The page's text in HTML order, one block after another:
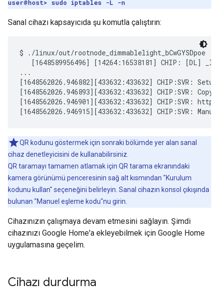
user@host> sudo iptables -L -n
Sanal cihazı kapsayıcıda şu komutla çalıştırın:
$ ./linux/out/rootnode_dimmablelight_bCwGYSDpoe
[1648589956496] [14264:16538181] CHIP: [DL]
...
[1648562026.946882][433632:433632] CHIP:SVR:
[1648562026.946893][433632:433632] CHIP:SVR:
[1648562026.946901][433632:433632] CHIP:SVR:
QR kodunu göstermek için sonraki bölümde yer alan sanal
cihaz denetleyicisini de kullanabilirsiniz.
QR taramayı tamamen atlamak için QR tarama ekranındaki
kamera görünümü penceresinin sağ alt kısmından "Kurulum
kodunu kullan" seçeneğini belirleyin. Sanal cihazın konsol çıkışında
bulunan "Manuel eşleme kodu"nu girin.
Cihazınızın çalışmaya devam etmesini sağlayın. Şimdi
cihazınızı Google Home'a ekleyebilmek için Google Home
uygulamasına geçelim.
Cihazı durdurma